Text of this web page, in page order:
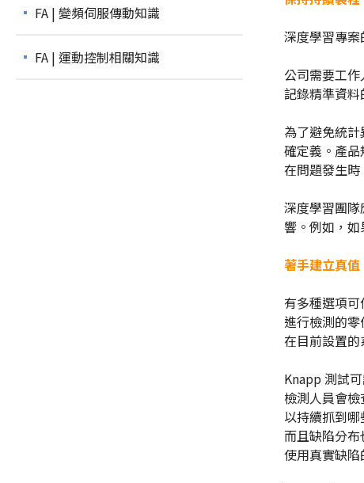
FA | 變頻伺服傳動知識
FA | 運動控制相關知識
深度學習專
公司需要工
記錄精準資料
為了避免統
確定義。產
在問題發生時
深度學習團
響。例如，
著手建立真值
有多種選項
進行檢測的
在目前設置
Knapp 測試
檢測人員會
以持續抓到
而且缺陷分
使用真實缺